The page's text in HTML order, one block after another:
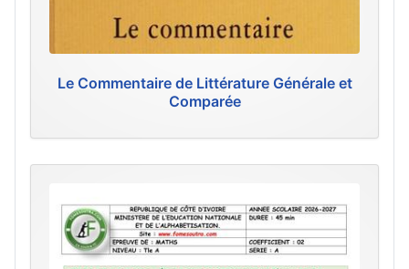
Le Commentaire de Littérature Générale et
Comparée